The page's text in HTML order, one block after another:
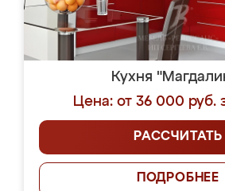
Кухня
Цена: от 36 000 руб.
РАССЧИТАТЬ
ПОДРОБНЕЕ